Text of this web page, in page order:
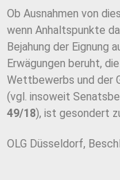
Ob Ausnahmen von
wenn Anhaltspunkte
Bejahung der Eignung
Erwägungen beruht,
Wettbewerbs und der
(vgl. insoweit
49/18), ist gesondert
OLG Düsseldorf,